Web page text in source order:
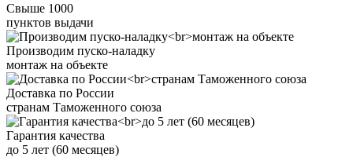
Свыше 1000
пунктов выдачи
Производим пуско-наладку
монтаж на объекте
Доставка по России
странам Таможенного союза
Гарантия качества
до 5 лет (60 месяцев)